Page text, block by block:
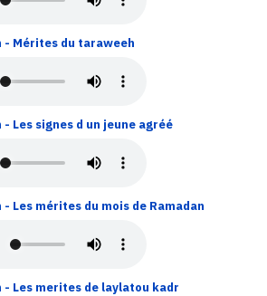
- Mérites du taraweeh
- Les signes d un jeune agréé
- Les mérites du mois de Ramadan
- Les merites de laylatou kadr